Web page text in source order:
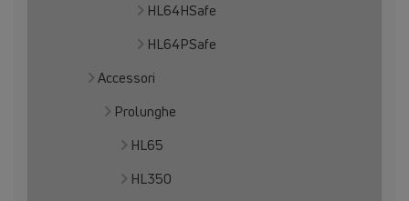
HL64HSafe
HL64PSafe
Accessori
Prolunghe
HL65
HL350